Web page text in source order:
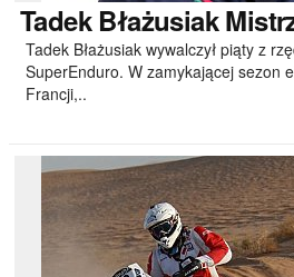
TadekBłażusiak
Tadek Błażusiak wywalczył piąty z
SuperEnduro. W zamykającej sezon
Francji,..